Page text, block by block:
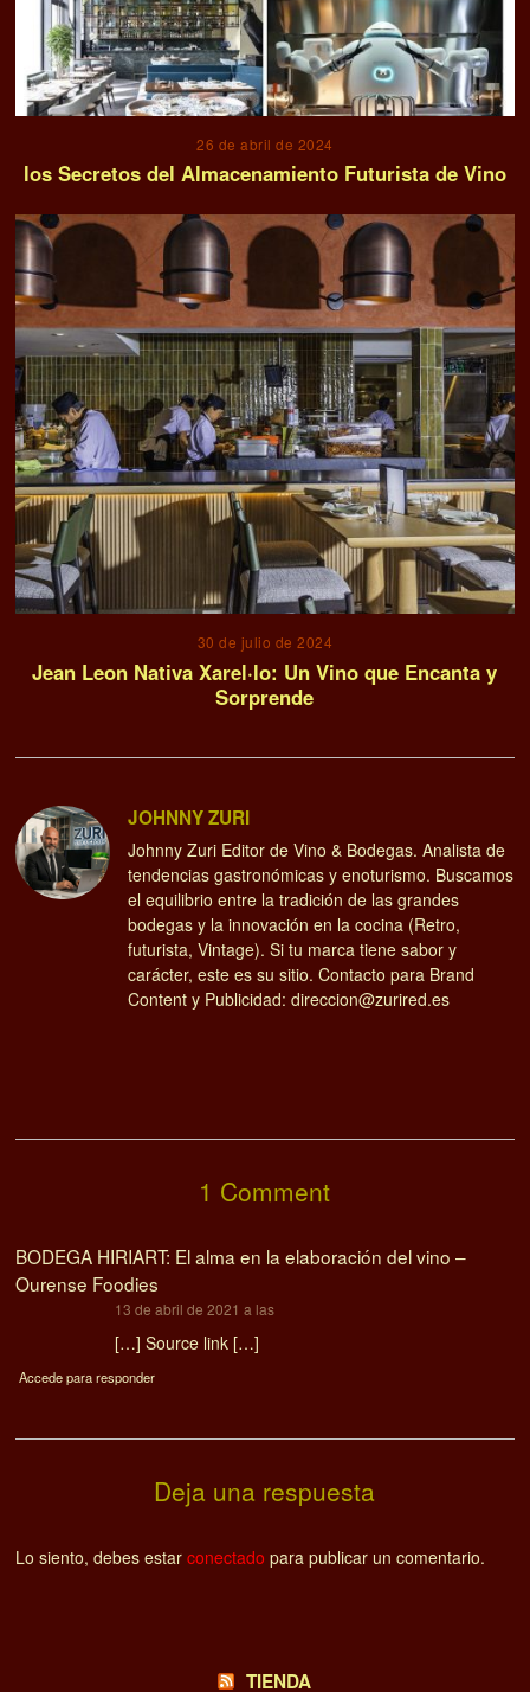
26 de abril de 2024
los Secretos del Almacenamiento Futurista de Vino
30 de julio de 2024
Jean Leon Nativa Xarel·lo: Un Vino que Encanta y
Sorprende
JOHNNY ZURI
Johnny Zuri Editor de Vino & Bodegas. Analista de
tendencias gastronómicas y enoturismo. Buscamos
el equilibrio entre la tradición de las grandes
bodegas y la innovación en la cocina (Retro,
futurista, Vintage). Si tu marca tiene sabor y
carácter, este es su sitio. Contacto para Brand
Content y Publicidad: direccion@zurired.es
1 Comment
BODEGA HIRIART: El alma en la elaboración del vino –
Ourense Foodies
13 de abril de 2021 a las
[…] Source link […]
Accede para responder
Deja una respuesta
Lo siento, debes estarconectado para publicar un comentario.
TIENDA